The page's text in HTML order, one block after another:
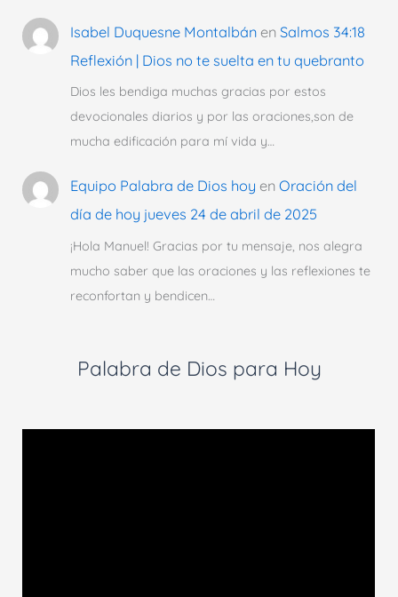
Isabel Duquesne Montalbánen Salmos 34:18
Reflexión | Dios no te suelta en tu quebranto
Dios les bendiga muchas gracias por estos
devocionales diarios y por las oraciones,son de
mucha edificación para mí vida y…
Equipo Palabra de Dios hoy en Oración del
día de hoy jueves 24 de abril de 2025
¡Hola Manuel! Gracias por tu mensaje, nos alegra
mucho saber que las oraciones y las reflexiones te
reconfortan y bendicen…
Palabra de Dios para Hoy